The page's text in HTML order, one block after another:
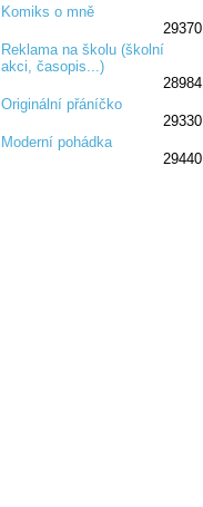
Komiks o mně
29370
:D
Reklama na školu (školní
akci, časopis...)
28984
Originální přáníčko
29330
Moderní pohádka
29440